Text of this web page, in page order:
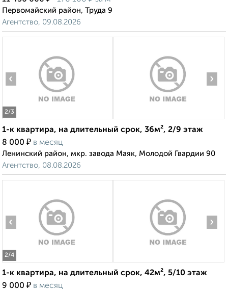
Первомайский район, Труда 9
Агентство, 09.08.2026
2/3
‹ ›
1-к квартира, на длительный срок, 36м², 2/9 этаж
8 000 ₽ в месяц
Ленинский район, мкр. завода Маяк, Молодой Гвардии 90
Агентство, 08.08.2026
2/4
‹ ›
1-к квартира, на длительный срок, 42м², 5/10 этаж
9 000 ₽ в месяц